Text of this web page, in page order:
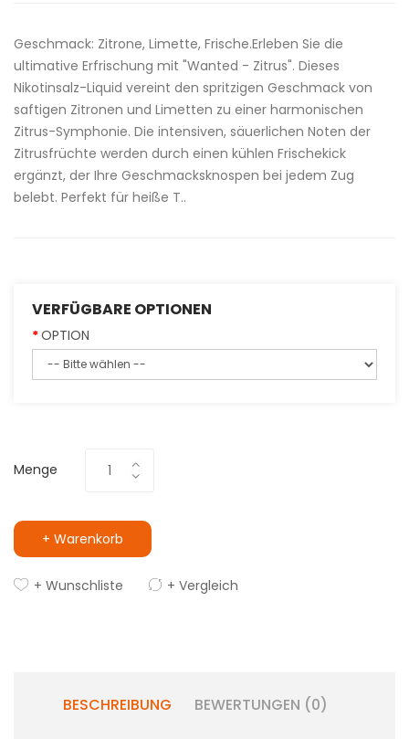
Geschmack: Zitrone, Limette, Frische.Erleben Sie die
ultimative Erfrischung mit "Wanted - Zitrus". Dieses
Nikotinsalz-Liquid vereint den spritzigen Geschmack von
saftigen Zitronen und Limetten zu einer harmonischen
Zitrus-Symphonie. Die intensiven, säuerlichen Noten der
Zitrusfrüchte werden durch einen kühlen Frischekick
ergänzt, der Ihre Geschmacksknospen bei jedem Zug
belebt. Perfekt für heiße T..
VERFÜGBARE OPTIONEN
OPTION
Menge
+ Warenkorb
+ Wunschliste + Vergleich
BESCHREIBUNG BEWERTUNGEN (0)